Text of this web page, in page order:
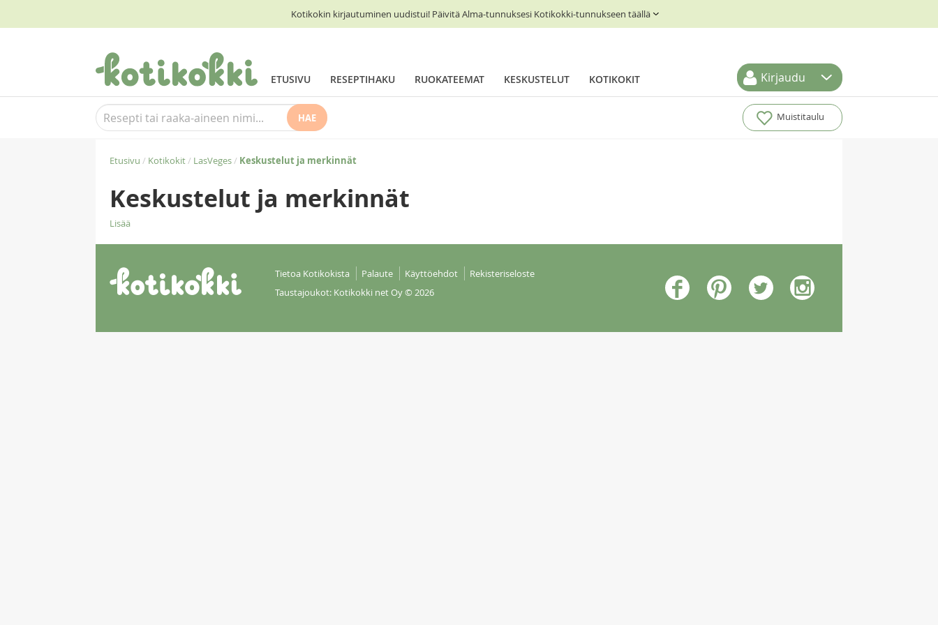
Kotikokin kirjautuminen uudistui! Päivitä Alma-tunnuksesi Kotikokki-tunnukseen täällä
ETUSIVU RESEPTIHAKU RUOKATEEMAT KESKUSTELUT KOTIKOKIT Kirjaudu
HAE Muistitaulu
Etusivu / Kotikokit/ LasVeges/ Keskustelut ja merkinnät
Keskustelut ja merkinnät
Lisää
Tietoa Kotikokista Palaute Käyttöehdot
Rekisteriseloste
Taustajoukot: Kotikokki net Oy© 2026